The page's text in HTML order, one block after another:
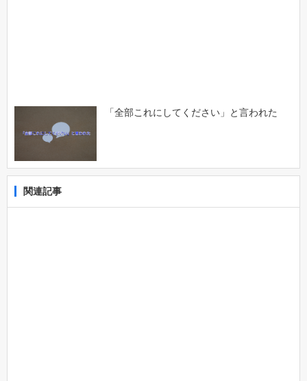
「全部これにしてください」と言われた
関連記事